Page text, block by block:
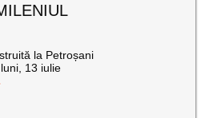
la Petroșani
13 iulie